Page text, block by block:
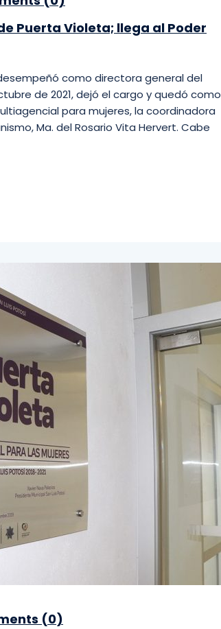
Puerta Violeta; llega al Poder
como directora general del
de 2021, dejó el cargo y quedó como
para mujeres, la coordinadora
Ma. del Rosario Vita Hervert. Cabe
(0)